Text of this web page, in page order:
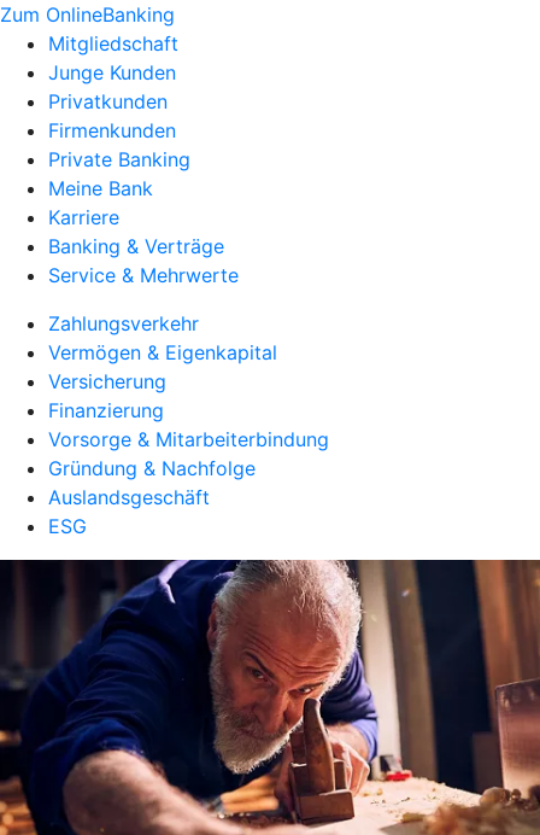
Zum OnlineBanking
Mitgliedschaft
Junge Kunden
Privatkunden
Firmenkunden
Private Banking
Meine Bank
Karriere
Banking & Verträge
Service & Mehrwerte
Zahlungsverkehr
Vermögen & Eigenkapital
Versicherung
Finanzierung
Vorsorge & Mitarbeiterbindung
Gründung & Nachfolge
Auslandsgeschäft
ESG